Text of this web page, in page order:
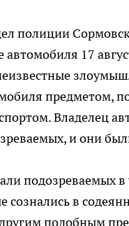
полиции
автомобиля 17
предметом,
Владелец
и они
подозреваемых
сознались в
другим подобным